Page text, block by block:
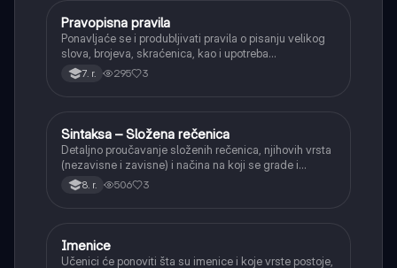
Srpski jezik
Pravopisna pravila
Ponavljaće se i produbljivati pravila o pisanju velikog
slova, brojeva, skraćenica, kao i upotreba
interpunkcije, sa posebnim fokusom na zarez u
složenoj rečenici.
7. r. 295 3
Srpski jezik
Sintaksa – Složena rečenica
Detaljno proučavanje složenih rečenica, njihovih vrsta
(nezavisne i zavisne) i načina na koji se grade i
povezuju.
8. r. 506 3
Srpski jezik
Imenice
Učenici će ponoviti šta su imenice i koje vrste postoje,